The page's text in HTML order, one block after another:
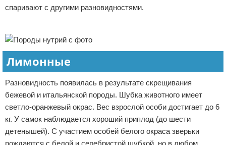
спаривают с другими разновидностями.
Лимонные
Разновидность появилась в результате скрещивания
бежевой и итальянской породы. Шубка животного имеет
светло-оранжевый окрас. Вес взрослой особи достигает до 6
кг. У самок наблюдается хороший приплод (до шести
детенышей). С участием особей белого окраса зверьки
рождаются с белой и серебристой шубкой, но в любом